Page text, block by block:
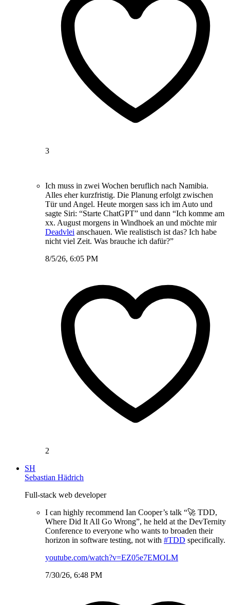
3
Ich muss in zwei Wochen beruflich nach Namibia.
Alles eher kurzfristig. Die Planung erfolgt zwischen
Tür und Angel. Heute morgen sass ich im Auto und
sagte Siri: “Starte ChatGPT” und dann “Ich komme am
xx. August morgens in Windhoek an und möchte mir
Deadvlei anschauen. Wie realistisch ist das? Ich habe
nicht viel Zeit. Was brauche ich dafür?”
8/5/26, 6:05 PM
2
SH
Sebastian Hädrich
Full-stack web developer
I can highly recommend Ian Cooper’s talk “🚀 TDD,
Where Did It All Go Wrong”, he held at the DevTernity
Conference to everyone who wants to broaden their
horizon in software testing, not with #TDD specifically.
youtube.com/watch?v=EZ05e7EMOLM
7/30/26, 6:48 PM